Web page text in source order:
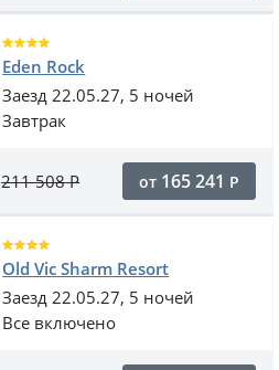
Eden Rock
Заезд 22.05.27, 5 ночей
Завтрак
211 508Р от 165 241 Р
Old Vic Sharm Resort
Заезд 22.05.27, 5 ночей
Все включено